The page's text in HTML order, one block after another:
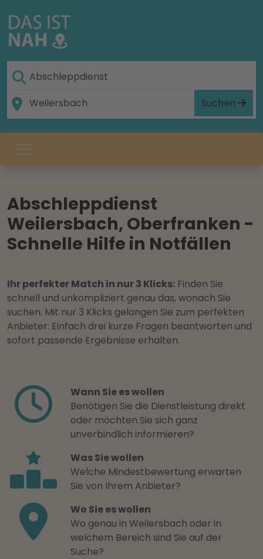
Suchen
Abschleppdienst
Weilersbach, Oberfranken -
Schnelle Hilfe in Notfällen
Ihr perfekter Match in nur 3 Klicks: Finden Sie
schnell und unkompliziert genau das, wonach Sie
suchen. Mit nur 3 Klicks gelangen Sie zum perfekten
Anbieter: Einfach drei kurze Fragen beantworten und
sofort passende Ergebnisse erhalten.
Wann Sie es wollen
Benötigen Sie die Dienstleistung direkt
oder möchten Sie sich ganz
unverbindlich informieren?
Was Sie wollen
Welche Mindestbewertung erwarten
Sie von Ihrem Anbieter?
Wo Sie es wollen
Wo genau in Weilersbach oder in
welchem Bereich sind Sie auf der
Suche?